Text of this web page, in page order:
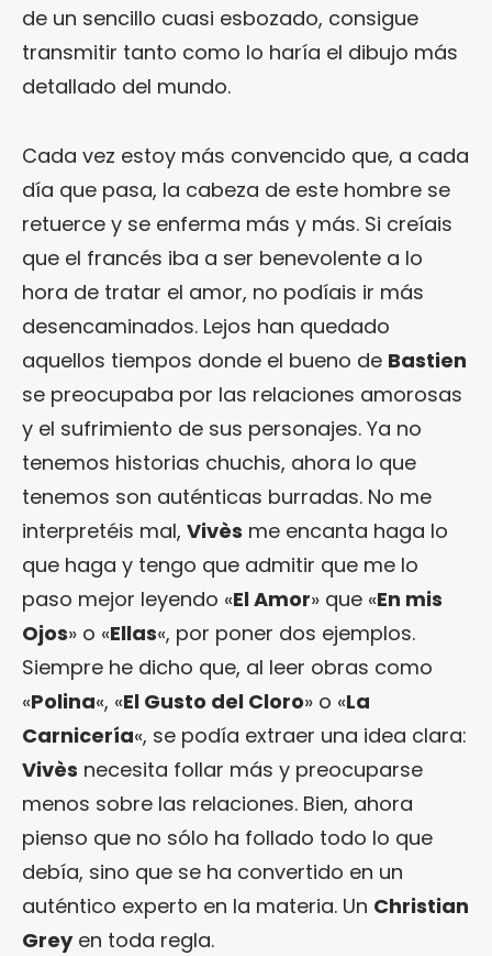
de un sencillo cuasi esbozado, consigue
transmitir tanto como lo haría el dibujo más
detallado del mundo.
Cada vez estoy más convencido que, a cada
día que pasa, la cabeza de este hombre se
retuerce y se enferma más y más. Si creíais
que el francés iba a ser benevolente a lo
hora de tratar el amor, no podíais ir más
desencaminados. Lejos han quedado
aquellos tiempos donde el bueno de Bastien
se preocupaba por las relaciones amorosas
y el sufrimiento de sus personajes. Ya no
tenemos historias chuchis, ahora lo que
tenemos son auténticas burradas. No me
interpretéis mal, Vivès me encanta haga lo
que haga y tengo que admitir que me lo
paso mejor leyendo «El Amor» que «En mis
Ojos» o «Ellas«, por poner dos ejemplos.
Siempre he dicho que, al leer obras como
«Polina«, «El Gusto del Cloro» o «La
Carnicería«, se podía extraer una idea clara:
Vivès necesita follar más y preocuparse
menos sobre las relaciones. Bien, ahora
pienso que no sólo ha follado todo lo que
debía, sino que se ha convertido en un
auténtico experto en la materia. Un Christian
Greyen toda regla.